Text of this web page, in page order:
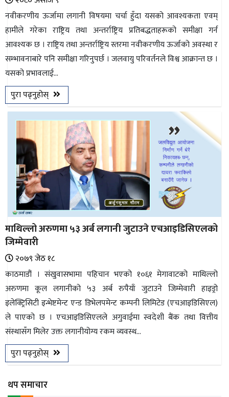
नवीकरणीय ऊर्जामा लगानी विषयमा चर्चा हुँदा यसको आवश्यकता एवम्
हामीले गरेका राष्ट्रिय तथा अन्तर्राष्ट्रिय प्रतिबद्धताहरूको समीक्षा गर्न
आवश्यक छ । राष्ट्रिय तथा अन्तर्राष्ट्रिय स्तरमा नवीकरणीय ऊर्जाको अवस्था र
सम्भावनाबारे पनि समीक्षा गरिनुपर्छ । जलवायु परिवर्तनले विश्व आक्रान्त छ ।
यसको प्रभावलाई...
पुरा पढ्नुहोस्
माथिल्लो अरुणमा ५३ अर्ब लगानी जुटाउने एचआइडिसिएलको
जिम्मेवारी
२०७९ जेठ १८
काठमाडौं । संखुवासभामा पहिचान भएको १०६१ मेगावाटको माथिल्लो
अरुणमा कूल लगानीको ५३ अर्ब रुपैयाँ जुटाउने जिम्मेवारी हाइड्रो
इलेक्ट्रिसिटी इन्भेष्टमेन्ट एन्ड डिभेलपमेन्ट कम्पनी लिमिटेड (एचआइडिसिएल)
ले पाएको छ । एचआइडिसिएलले अगुवाईमा स्वदेशी बैंक तथा वित्तीय
संस्थासँग मिलेर उक्त लगानीयोग्य रकम व्यवस्थ...
पुरा पढ्नुहोस्
थप समाचार